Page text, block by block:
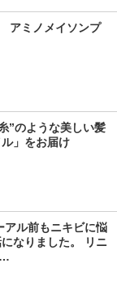
アミノメイソンプ
”のような美しい髪
」をお届け
アル前もニキビに悩
なりました。 リニ
…